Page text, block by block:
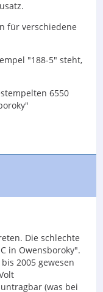
für verschiedene
"188-5" steht,
6550
Die schlechte
in Owensboroky".
2005 gewesen
(was bei